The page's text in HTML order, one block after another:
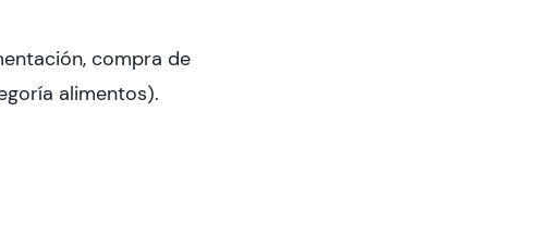
compra de
alimentos).